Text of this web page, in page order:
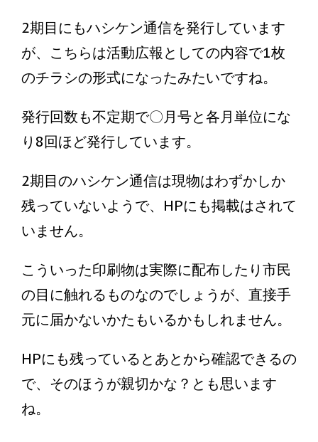
2期目にもハシケン通信を発行しています
が、こちらは活動広報としての内容で1枚
のチラシの形式になったみたいですね。
発行回数も不定期で〇月号と各月単位にな
り8回ほど発行しています。
2期目のハシケン通信は現物はわずかしか
残っていないようで、HPにも掲載はされて
いません。
こういった印刷物は実際に配布したり市民
の目に触れるものなのでしょうが、直接手
元に届かないかたもいるかもしれません。
HPにも残っているとあとから確認できるの
で、そのほうが親切かな？とも思います
ね。